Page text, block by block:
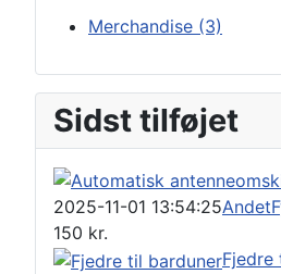
Merchandise (3)
Sidst tilføjet
2025-11-01 13:54:25Andet
150 kr.
Fjedre